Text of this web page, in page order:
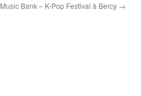
Music Bank – K-Pop Festival à Bercy →